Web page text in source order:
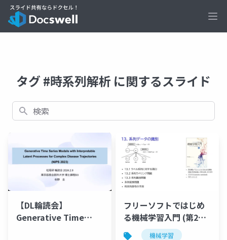
タグ #時系列解析 に関するスライド
検索
【DL輪読会】
Generative Time
フリーソフトではじめ
る機械学習入門 (第2版)
第13章機械学習